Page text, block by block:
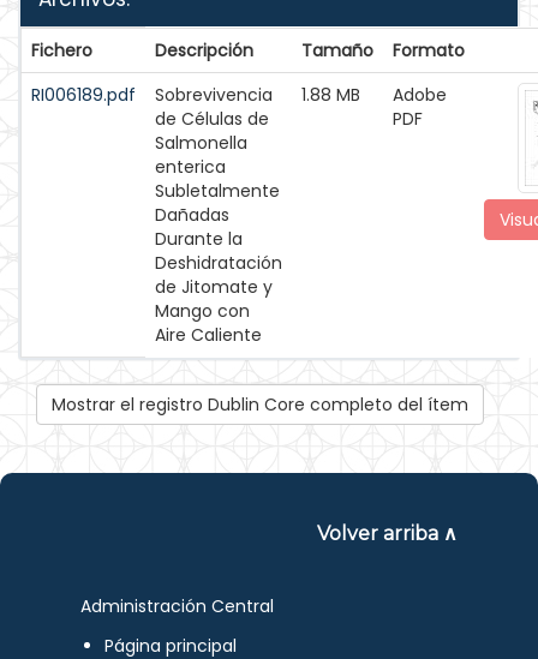
Fichero Descripción Tamaño
Formato
RI006189.pdf
Sobrevivencia
de Células de
Salmonella
enterica
Subletalmente
Dañadas
Durante la
Deshidratación
de Jitomate y
Mango con
Aire Caliente
1.88 MB
Adobe
PDF
Mostrar el registro Dublin Core completo del ítem
Volver arriba ∧
Administración Central
Página principal